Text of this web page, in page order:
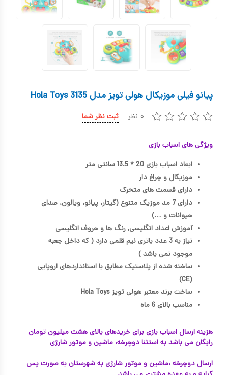
اسباب بازی علمی
اسباب بازی مشاغل
اتاق کودک
پیانو فیلی موزیکال هولی تویز مدل 3135 Hola Toys
۰ نظر ثبت نظر شما
ویژگی های اسباب بازی
ابعاد اسباب بازی 20 * 13.5 سانتی متر
موزیکال و چراغ دار
دارای قسمت های متحرک
دارای 7 مد موزیک متنوع (گیتار، پیانو، ویالون، صدای
حیوانات و …)
آموزش اعداد انگلیسی, رنگ ها و حروف انگلیسی
نیاز به 3 عدد باتری نیم قلمی دارد ( که داخل جعبه
موجود نمی باشد )
ساخته شده از پلاستیک مطابق با استانداردهای اروپایی
(CE)
ساخت برند معتبر هولی تویز Hola Toys
مناسب بالای 6 ماه
هزینه ارسال اسباب بازی برای خریدهای بالای هشت میلیون تومان
رایگان می باشد به استثنا دوچرخه، ماشین و موتور شارژی
ارسال دوچرخه ،ماشین و موتور شارژی به شهرستان به صورت پس